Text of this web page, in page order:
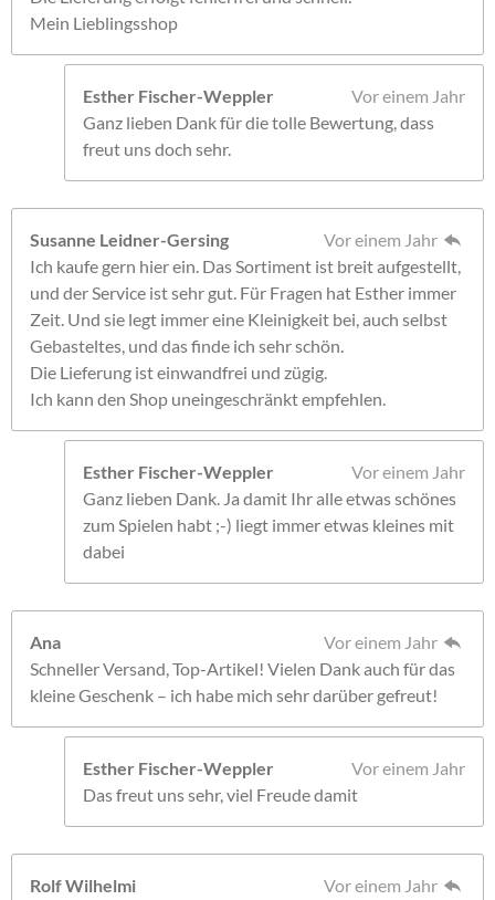
Mein Lieblingsshop
Esther Fischer-Weppler
Vor einem Jahr
Ganz lieben Dank für die tolle Bewertung, dass
freut uns doch sehr.
Susanne Leidner-Gersing
Vor einem Jahr
Ich kaufe gern hier ein. Das Sortiment ist breit aufgestellt,
und der Service ist sehr gut. Für Fragen hat Esther immer
Zeit. Und sie legt immer eine Kleinigkeit bei, auch selbst
Gebasteltes, und das finde ich sehr schön.
Die Lieferung ist einwandfrei und zügig.
Ich kann den Shop uneingeschränkt empfehlen.
Esther Fischer-Weppler
Vor einem Jahr
Ganz lieben Dank. Ja damit Ihr alle etwas schönes
zum Spielen habt ;-) liegt immer etwas kleines mit
dabei
Ana
Vor einem Jahr
Schneller Versand, Top-Artikel! Vielen Dank auch für das
kleine Geschenk – ich habe mich sehr darüber gefreut!
Esther Fischer-Weppler
Vor einem Jahr
Das freut uns sehr, viel Freude damit
Rolf Wilhelmi
Vor einem Jahr